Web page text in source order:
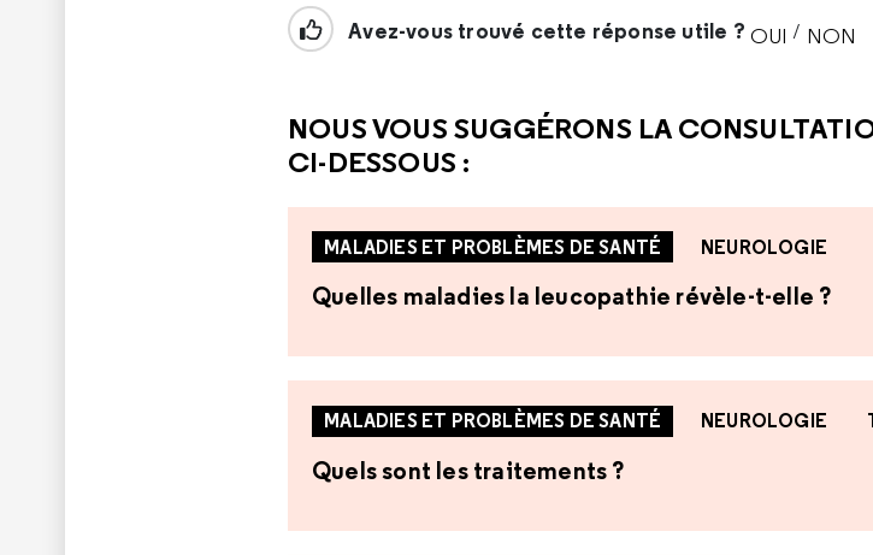
Avez-vous trouvé cette réponse utile ? OUI / NON
NOUS VOUS SUGGÉRONS LA
CI-DESSOUS :
MALADIES ET PROBLÈMES DE SANTÉ NEUROLOGIE
Quelles maladies la leucopathie révèle-t-elle ?
MALADIES ET PROBLÈMES DE SANTÉ NEUROLOGIE
Quels sont les traitements ?